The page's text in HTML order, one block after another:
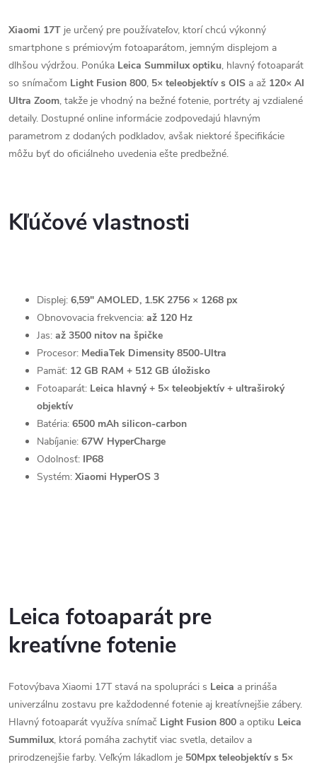
Xiaomi 17T je určený pre používateľov, ktorí chcú výkonný
smartphone s prémiovým fotoaparátom, jemným displejom a
dlhšou výdržou. Ponúka Leica Summilux optiku, hlavný fotoaparát
so snímačom Light Fusion 800, 5× teleobjektív s OIS a až 120× AI
Ultra Zoom, takže je vhodný na bežné fotenie, portréty aj vzdialené
detaily. Dostupné online informácie zodpovedajú hlavným
parametrom z dodaných podkladov, avšak niektoré špecifikácie
môžu byť do oficiálneho uvedenia ešte predbežné.
Kľúčové vlastnosti
Displej: 6,59" AMOLED, 1.5K 2756 × 1268 px
Obnovovacia frekvencia: až 120 Hz
Jas: až 3500 nitov na špičke
Procesor: MediaTek Dimensity 8500-Ultra
Pamäť: 12 GB RAM + 512 GB úložisko
Fotoaparát: Leica hlavný + 5× teleobjektív + ultraširoký
objektív
Batéria: 6500 mAh silicon-carbon
Nabíjanie: 67W HyperCharge
Odolnosť: IP68
Systém: Xiaomi HyperOS 3
Leica fotoaparát pre
kreatívne fotenie
Fotovýbava Xiaomi 17T stavá na spolupráci s Leica a prináša
univerzálnu zostavu pre každodenné fotenie aj kreatívnejšie zábery.
Hlavný fotoaparát využíva snímač Light Fusion 800 a optiku Leica
Summilux, ktorá pomáha zachytiť viac svetla, detailov a
prirodzenejšie farby. Veľkým lákadlom je 50Mpx teleobjektív s 5×